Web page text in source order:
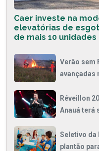
Caer investe na
elevatórias de
de mais 10 unidades
Verão sem
avançadas
Réveillon
Anauá terá
Seletivo da
plantão